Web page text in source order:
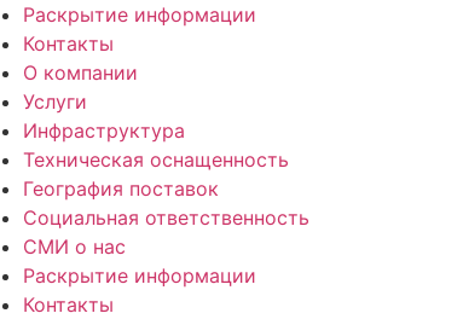
Раскрытие информации
Контакты
О компании
Услуги
Инфраструктура
Техническая оснащенность
География поставок
Социальная ответственность
СМИ о нас
Раскрытие информации
Контакты